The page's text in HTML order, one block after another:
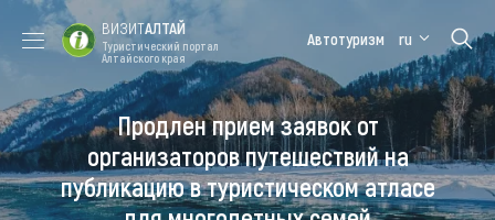
Форум VISIT
ALTAI
Цветение
маральника
Медицинский
форум
Алтайская
зимовка
Туры
ВИЗИТАЛТАЙ
Туристический портал
Алтайского края
Автотуризм ru
Продлен прием заявок от
организаторов путешествий на
публикацию в туристическом атласе